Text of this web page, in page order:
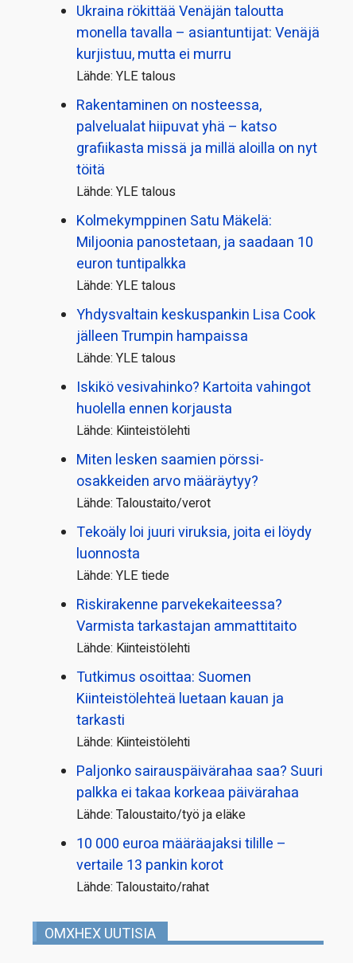
Ukraina rökittää Venäjän taloutta
monella tavalla – asiantuntijat: Venäjä
kurjistuu, mutta ei murru
Lähde: YLE talous
Rakentaminen on nosteessa,
palvelualat hiipuvat yhä – katso
grafiikasta missä ja millä aloilla on nyt
töitä
Lähde: YLE talous
Kolmekymppinen Satu Mäkelä:
Miljoonia panostetaan, ja saadaan 10
euron tuntipalkka
Lähde: YLE talous
Yhdysvaltain keskuspankin Lisa Cook
jälleen Trumpin hampaissa
Lähde: YLE talous
Iskikö vesivahinko? Kartoita vahingot
huolella ennen korjausta
Lähde: Kiinteistölehti
Miten lesken saamien pörssi­
osakkeiden arvo määräytyy?
Lähde: Taloustaito/verot
Tekoäly loi juuri viruksia, joita ei löydy
luonnosta
Lähde: YLE tiede
Riskirakenne parvekekaiteessa?
Varmista tarkastajan ammattitaito
Lähde: Kiinteistölehti
Tutkimus osoittaa: Suomen
Kiinteistölehteä luetaan kauan ja
tarkasti
Lähde: Kiinteistölehti
Paljonko sairauspäivä­rahaa saa? Suuri
palkka ei takaa korkeaa päivärahaa
Lähde: Taloustaito/työ ja eläke
10 000 euroa määräajaksi tilille –
vertaile 13 pankin korot
Lähde: Taloustaito/rahat
OMXHEX UUTISIA